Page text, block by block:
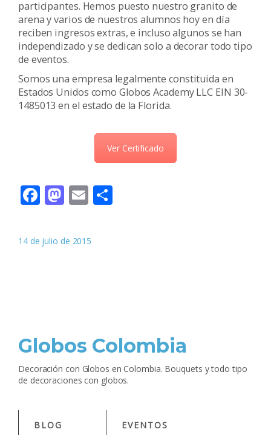
participantes. Hemos puesto nuestro granito de
arena y varios de nuestros alumnos hoy en día
reciben ingresos extras, e incluso algunos se han
independizado y se dedican solo a decorar todo tipo
de eventos.
Somos una empresa legalmente constituida en
Estados Unidos como Globos Academy LLC EIN 30-
1485013 en el estado de la Florida.
Ver Certificado
Facebook
Mastodon
Email
14 de julio de 2015
Globos Colombia
Decoración con Globos en Colombia. Bouquets y todo tipo
de decoraciones con globos.
BLOG EVENTOS